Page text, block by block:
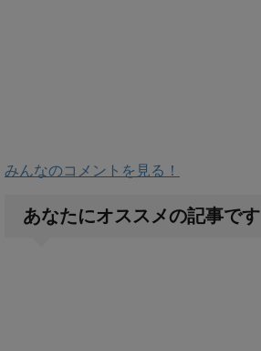
みんなのコメントを見る！
あなたにオススメの記事です